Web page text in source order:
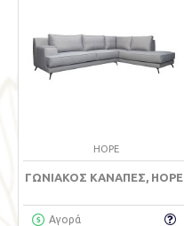
HOPE
ΓΩΝΙΑΚΌΣ ΚΑΝΑΠΈΣ, HOPE
Αγορά